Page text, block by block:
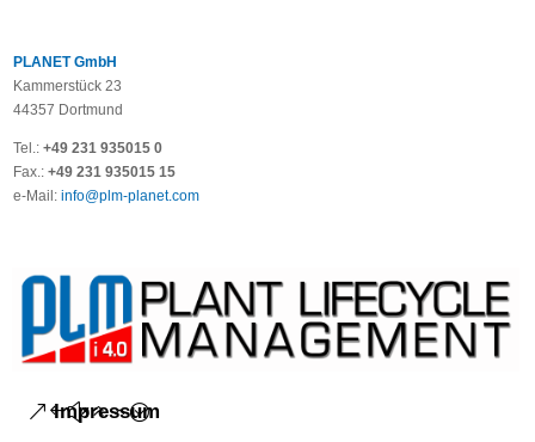
PLANET GmbH
Kammerstück 23
44357 Dortmund
Tel.:+49 231 935015 0
Fax.:+49 231 935015 15
e-Mail: info@plm-planet.com
Impressum